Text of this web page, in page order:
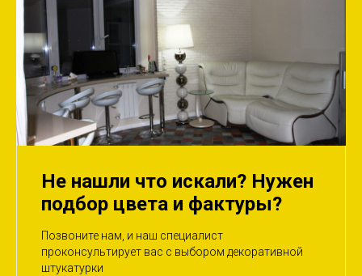
Не нашли что искали? Нужен
подбор цвета и фактуры?
Позвоните нам, и наш специалист
проконсультирует вас с выбором декоративной
штукатурки